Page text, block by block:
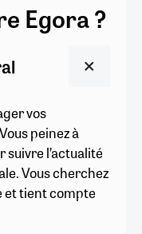
Egora ?
vos
peinez à
l’actualité
Vous cherchez
et tient compte